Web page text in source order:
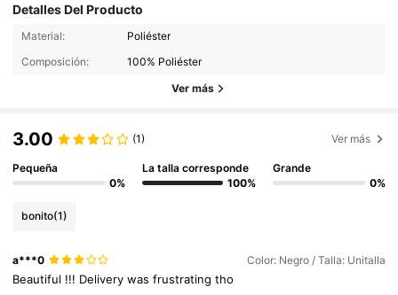
Detalles Del Producto
Material:
Poliéster
Composición:
100% Poliéster
Ver más
3.00 (1) Ver más
Pequeña
0%
La talla corresponde
100%
Grande
0%
bonito(1)
a***0 Color: Negro / Talla: Unitalla
Beautiful !!! Deliverywasfrustratingtho
4.91